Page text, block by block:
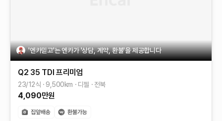
'엔카믿고'는 엔카가 '상담, 계약, 환불'을 제공합니다
Q2 35 TDI 프리미엄
23/12식 9,500km 디젤 전북
4,090만원